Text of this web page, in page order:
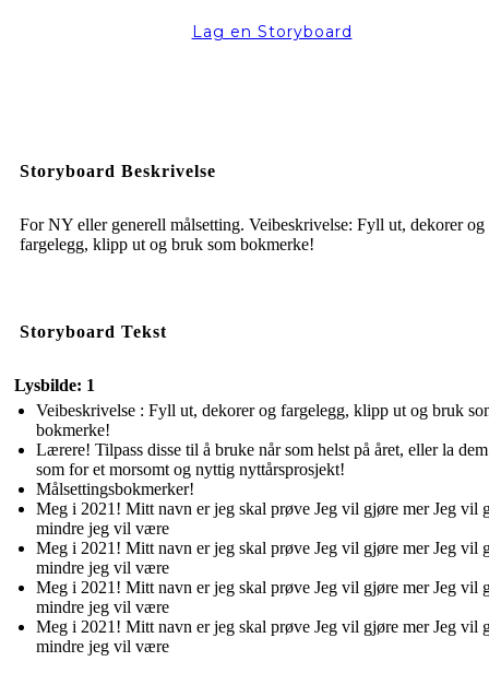
Lag en Storyboard
Storyboard Beskrivelse
For NY eller generell målsetting. Veibeskrivelse: Fyll ut, dekorer og
fargelegg, klipp ut og bruk som bokmerke!
Storyboard Tekst
Lysbilde: 1
Veibeskrivelse : Fyll ut, dekorer og fargelegg, klipp ut og bruk
bokmerke!
Lærere! Tilpass disse til å bruke når som helst på året, eller la
som for et morsomt og nyttig nyttårsprosjekt!
Målsettingsbokmerker!
Meg i 2021! Mitt navn er jeg skal prøve Jeg vil gjøre mer Jeg vil
mindre jeg vil være
Meg i 2021! Mitt navn er jeg skal prøve Jeg vil gjøre mer Jeg vil
mindre jeg vil være
Meg i 2021! Mitt navn er jeg skal prøve Jeg vil gjøre mer Jeg vil
mindre jeg vil være
Meg i 2021! Mitt navn er jeg skal prøve Jeg vil gjøre mer Jeg vil
mindre jeg vil være